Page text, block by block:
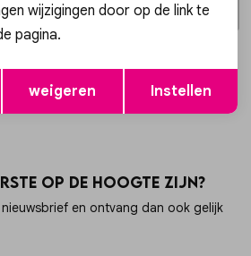
In winkelmand
Selecteer maat
op de hoogte zijn?
en ontvang dan ook gelijk
Opslaan
wijzigingen door op de link te
pagina.
weigeren Instellen